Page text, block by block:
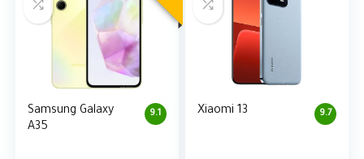
9.1
Samsung Galaxy
A35
9.7
Xiaomi 13